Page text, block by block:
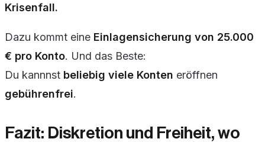
Krisenfall.
Dazu kommt eine Einlagensicherung von 25.000
€ pro Konto. Und das Beste:
Du kannnst beliebig viele Konten eröffnen
gebührenfrei.
Fazit: Diskretion und Freiheit, wo